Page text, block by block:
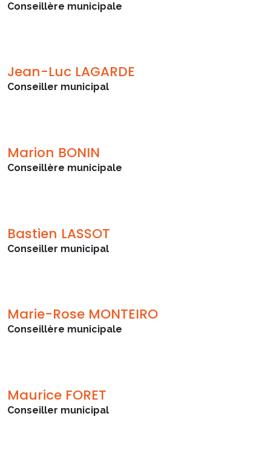
Conseillère municipale
Jean-Luc LAGARDE
Conseiller municipal
Marion BONIN
Conseillère municipale
Bastien LASSOT
Conseiller municipal
Marie-Rose MONTEIRO
Conseillère municipale
Maurice FORET
Conseiller municipal